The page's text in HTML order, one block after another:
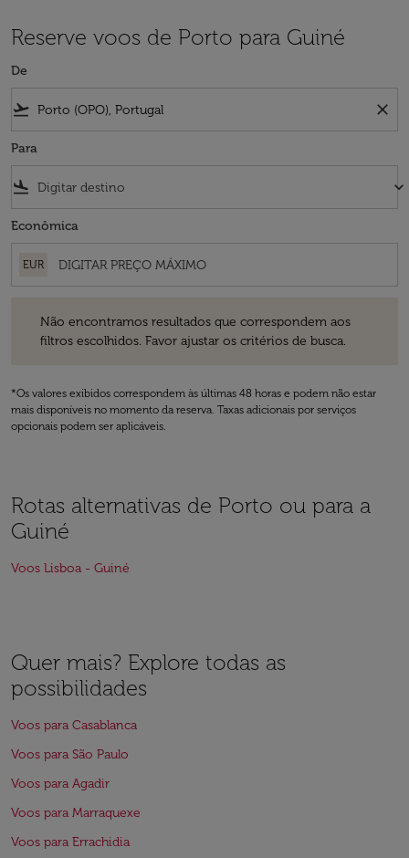
Reserve voos de Porto para Guiné
De
flight_takeoff close
Para
flight_land keyboard_arrow_down
Econômica
EUR
Não encontramos resultados que correspondem aos
filtros escolhidos. Favor ajustar os critérios de busca.
*Os valores exibidos correspondem às últimas 48 horas e podem não estar
mais disponíveis no momento da reserva. Taxas adicionais por serviços
opcionais podem ser aplicáveis.
Rotas alternativas de Porto ou para a
Guiné
Voos Lisboa - Guiné
Quer mais? Explore todas as
possibilidades
Voos para Casablanca
Voos para São Paulo
Voos para Agadir
Voos para Marraquexe
Voos para Errachidia